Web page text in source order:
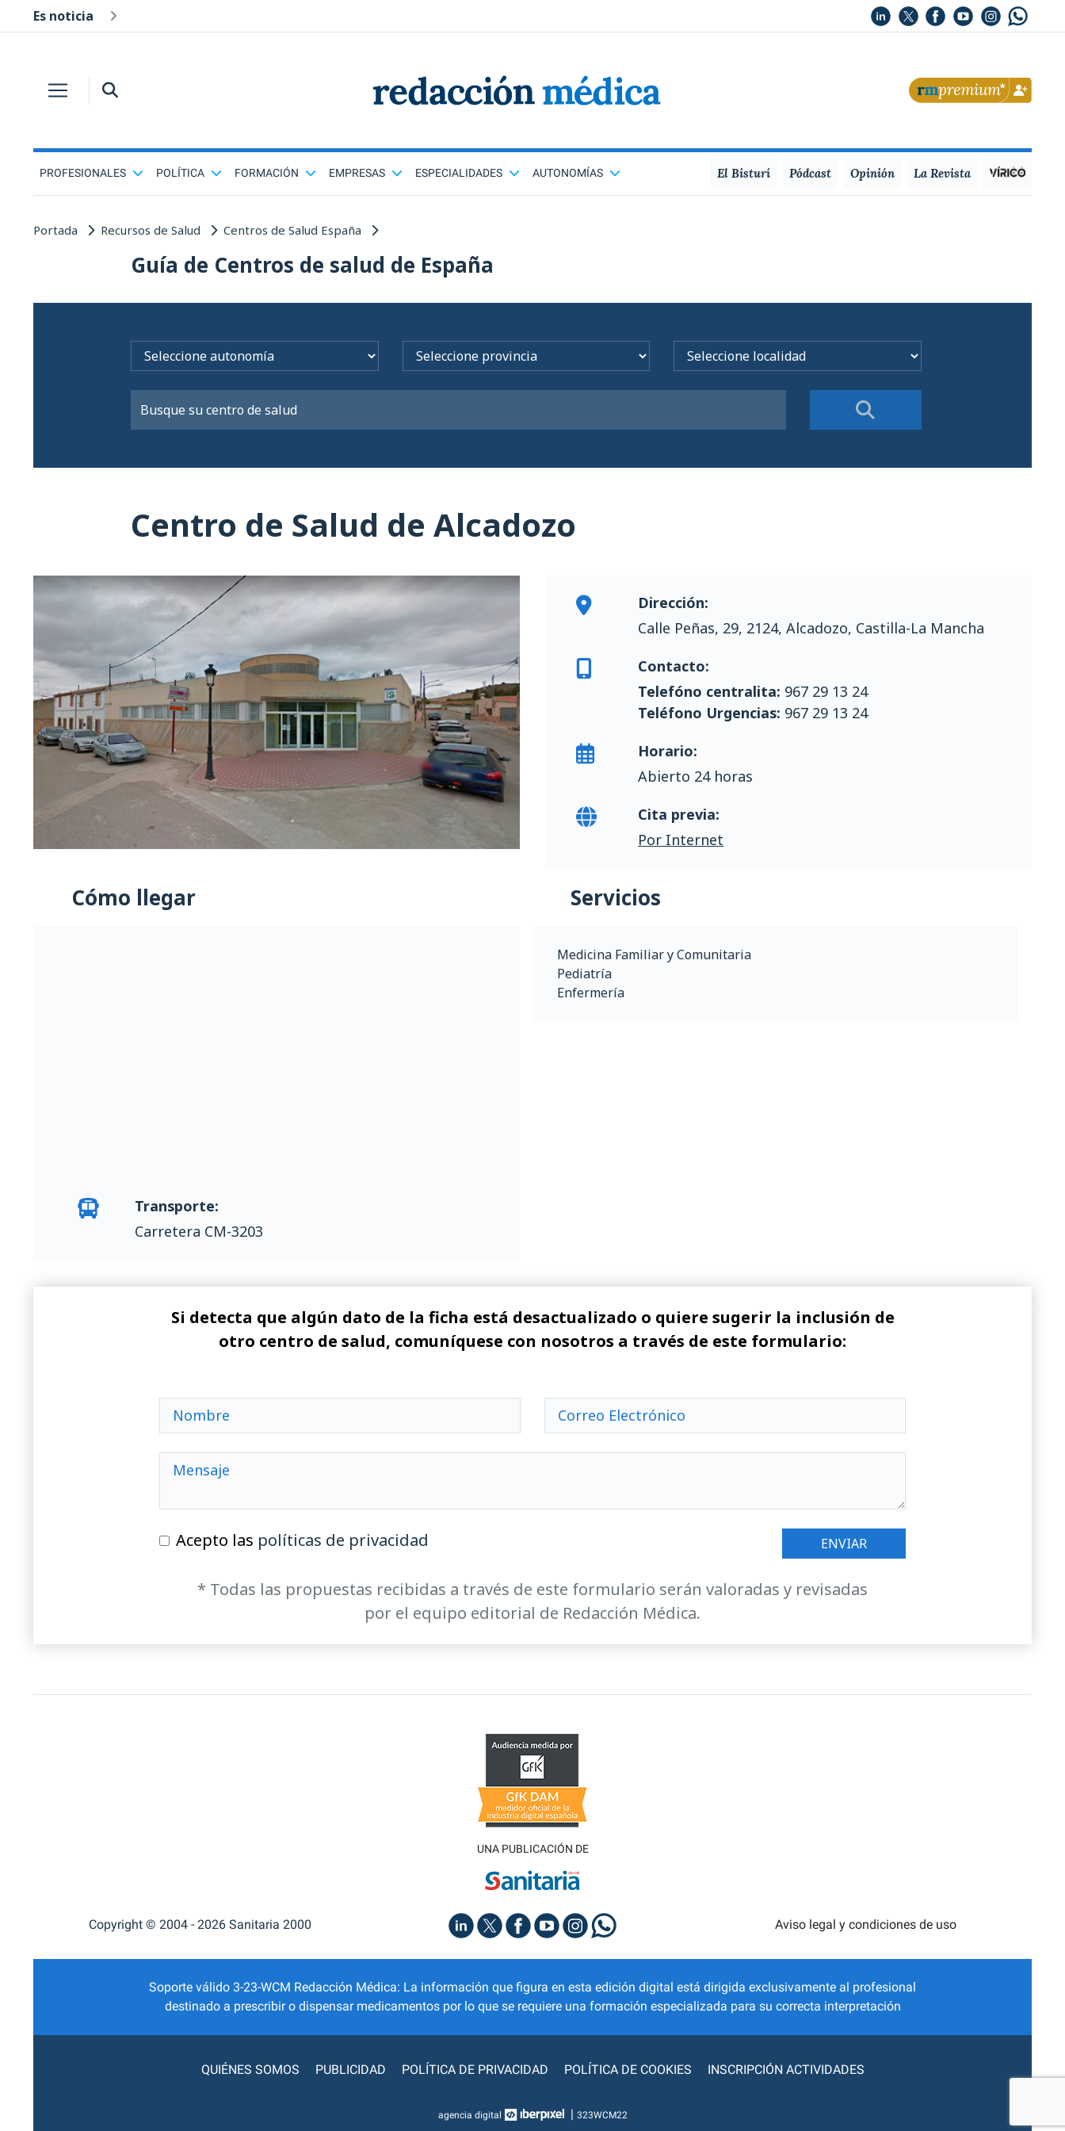
Es noticia
PROFESIONALES POLÍTICA FORMACIÓN EMPRESAS ESPECIALIDADES AUTONOMÍAS El Bisturí Pódcast Opinión La Revista
Portada Recursos de Salud Centros de Salud España
Guía de Centros de salud de España
Centro de Salud de Alcadozo
Dirección:
Calle Peñas, 29, 2124, Alcadozo, Castilla-La Mancha
Contacto:
Telefóno centralita: 967 29 13 24
Teléfono Urgencias: 967 29 13 24
Horario:
Abierto 24 horas
Cita previa:
Por Internet
Cómo llegar
Transporte:
Carretera CM-3203
Servicios
Medicina Familiar y Comunitaria
Pediatría
Enfermería
Si detecta que algún dato de la ficha está desactualizado o quiere sugerir la inclusión de
otro centro de salud, comuníquese con nosotros a través de este formulario:
Acepto las políticas de privacidad
* Todas las propuestas recibidas a través de este formulario serán valoradas y revisadas
por el equipo editorial de Redacción Médica.
UNA PUBLICACIÓN DE
Copyright © 2004 - 2026 Sanitaria 2000 Aviso legal y condiciones de uso
Soporte válido 3-23-WCM Redacción Médica: La información que figura en esta edición digital está dirigida exclusivamente al profesional
destinado a prescribir o dispensar medicamentos por lo que se requiere una formación especializada para su correcta interpretación
QUIÉNES SOMOS PUBLICIDAD POLÍTICA DE PRIVACIDAD POLÍTICA DE COOKIES INSCRIPCIÓN ACTIVIDADES
agencia digital | 323WCM22